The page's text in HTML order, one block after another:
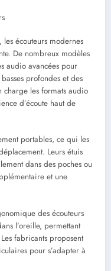
écouteurs modernes
De nombreux modèles
audio avancées pour
profondes et des
charge les formats audio
d’écoute haut de
portables, ce qui les
Leurs étuis
dans des poches ou
et une
des écouteurs
l’oreille, permettant
fabricants proposent
pour s’adapter à